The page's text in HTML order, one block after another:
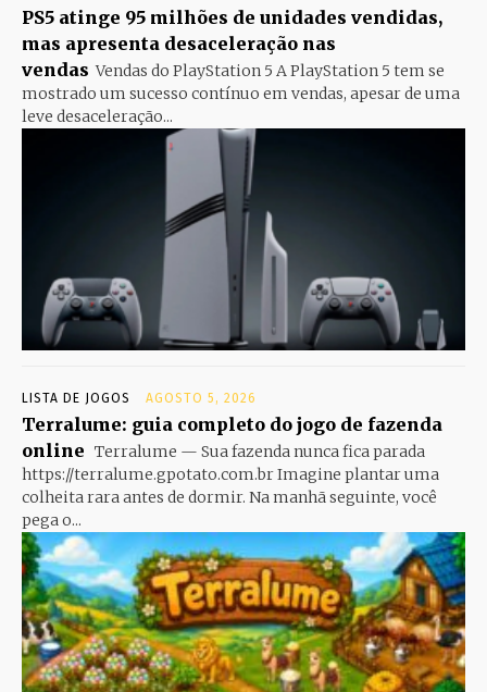
PS5 atinge 95 milhões de unidades vendidas,
mas apresenta desaceleração nas
vendas Vendas do PlayStation 5 A PlayStation 5 tem se
mostrado um sucesso contínuo em vendas, apesar de uma
leve desaceleração...
LISTA DE JOGOS AGOSTO 5, 2026
Terralume: guia completo do jogo de fazenda
online Terralume — Sua fazenda nunca fica parada
https://terralume.gpotato.com.br Imagine plantar uma
colheita rara antes de dormir. Na manhã seguinte, você
pega o...